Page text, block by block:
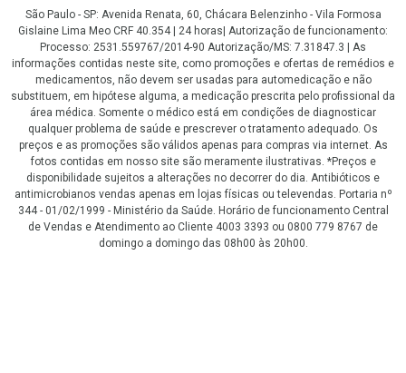
São Paulo - SP: Avenida Renata, 60, Chácara Belenzinho - Vila Formosa
Gislaine Lima Meo CRF 40.354 | 24 horas| Autorização de funcionamento:
Processo: 2531.559767/2014-90 Autorização/MS: 7.31847.3 | As
informações contidas neste site, como promoções e ofertas de remédios e
medicamentos, não devem ser usadas para automedicação e não
substituem, em hipótese alguma, a medicação prescrita pelo profissional da
área médica. Somente o médico está em condições de diagnosticar
qualquer problema de saúde e prescrever o tratamento adequado. Os
preços e as promoções são válidos apenas para compras via internet. As
fotos contidas em nosso site são meramente ilustrativas. *Preços e
disponibilidade sujeitos a alterações no decorrer do dia. Antibióticos e
antimicrobianos vendas apenas em lojas físicas ou televendas. Portaria nº
344 - 01/02/1999 - Ministério da Saúde. Horário de funcionamento Central
de Vendas e Atendimento ao Cliente 4003 3393 ou 0800 779 8767 de
domingo a domingo das 08h00 às 20h00.